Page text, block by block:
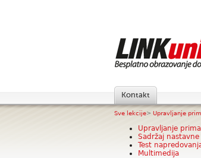
Kontakt
Sve lekcije> Upravljanje
Upravljanje
Sadržaj
Test
Multimedija